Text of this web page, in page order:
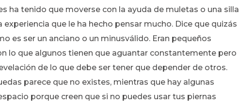
ha tenido que moverse con la ayuda de muletas o una silla
experiencia que le ha hecho pensar mucho. Dice que quizás
es ser un anciano o un minusválido. Eran pequeños
lo que algunos tienen que aguantar constantemente pero
de lo que debe ser tener que depender de otros.
parece que no existes, mientras que hay algunas
porque creen que si no puedes usar tus piernas